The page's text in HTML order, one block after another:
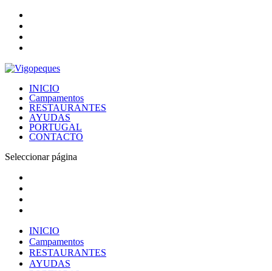
INICIO
Campamentos
RESTAURANTES
AYUDAS
PORTUGAL
CONTACTO
Seleccionar página
INICIO
Campamentos
RESTAURANTES
AYUDAS